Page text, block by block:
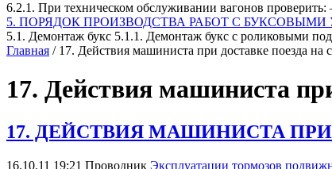
6.2.1. При техническом обслуживании вагонов проверить:
5. ПОРЯДОК ПРОИЗВОДСТВА РАБОТ С
5.1. Демонтаж букс 5.1.1. Демонтаж букс с роликовыми
Главная / 17. Действия машиниста при доставке поезда на
17. Действия машиниста
17. ДЕЙСТВИЯ МАШИНИСТА
16.10.11 19:21 Проводник Эксплуатации тормозов